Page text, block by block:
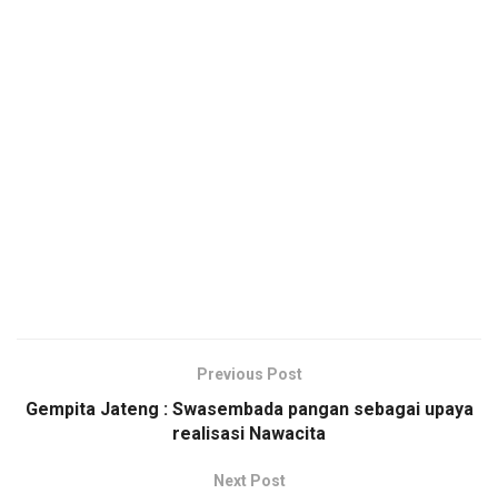
Previous Post
Gempita Jateng : Swasembada pangan sebagai upaya
realisasi Nawacita
Next Post